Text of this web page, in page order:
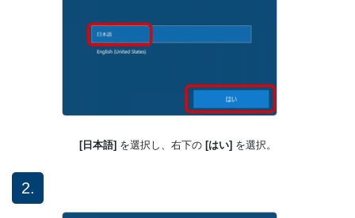
[日本語]を選択し、右下の [はい]を選択。
2.